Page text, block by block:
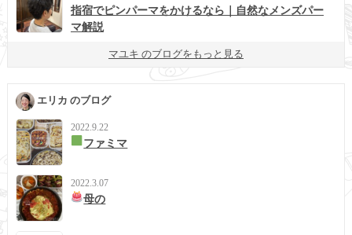
指宿でピンパーマをかけるなら｜自然なメンズパー
マ解説
マユキ のブログをもっと見る
エリカ のブログ
2022.9.22
ファミマ
2022.3.07
母の